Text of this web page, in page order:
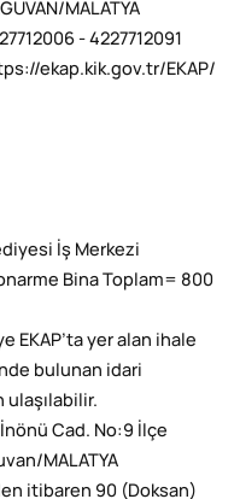
MALATYA
- 4227712091
ekap.kik.gov.tr/EKAP/
İş Merkezi
Bina Toplam= 800
EKAP’ta yer alan ihale
bulunan idari
ulaşılabilir.
Cad. No:9 İlçe
MALATYA
itibaren 90 (Doksan)